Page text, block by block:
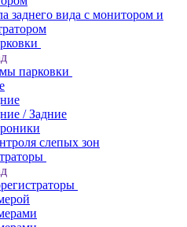
заднего вида с монитором и
парковки
/ Задние
слепых зон